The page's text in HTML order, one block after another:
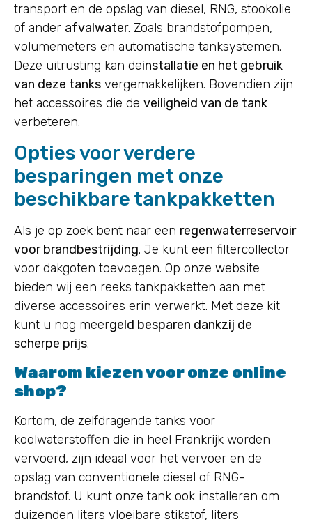
transport en de opslag van diesel, RNG, stookolie
of ander afvalwater. Zoals brandstofpompen,
volumemeters en automatische tanksystemen.
Deze uitrusting kan deinstallatie en het gebruik
van deze tanks vergemakkelijken. Bovendien zijn
het accessoires die de veiligheid van de tank
verbeteren.
Opties voor verdere
besparingen met onze
beschikbare tankpakketten
Als je op zoek bent naar een regenwaterreservoir
voor brandbestrijding. Je kunt een filtercollector
voor dakgoten toevoegen. Op onze website
bieden wij een reeks tankpakketten aan met
diverse accessoires erin verwerkt. Met deze kit
kunt u nog meergeld besparen dankzij de
scherpe prijs.
Waarom kiezen voor onze online
shop?
Kortom, de zelfdragende tanks voor
koolwaterstoffen die in heel Frankrijk worden
vervoerd, zijn ideaal voor het vervoer en de
opslag van conventionele diesel of RNG-
brandstof. U kunt onze tank ook installeren om
duizenden liters vloeibare stikstof, liters